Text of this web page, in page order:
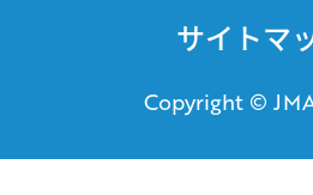
サイトマ
Copyright ©